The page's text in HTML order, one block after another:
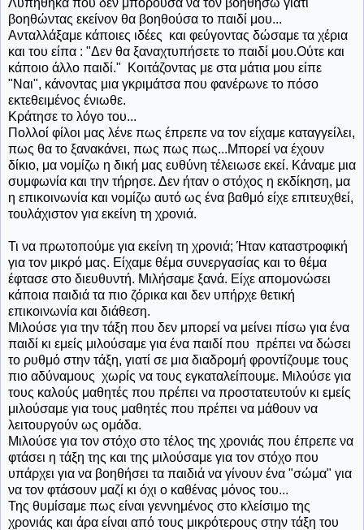
βοηθώντας εκείνον θα βοηθούσα το παιδί μου...
Ανταλλάξαμε κάποιες ιδέες και φεύγοντας δώσαμε τα χέρια
και του είπα : "Δεν θα ξαναχτυπήσετε το παιδί μου.Ούτε και
κάποιο άλλο παιδί." Κοιτάζοντας με στα μάτια μου είπε
"Ναι", κάνοντας μια γκριμάτσα που φανέρωνε το πόσο
εκτεθειμένος ένιωθε.
Κράτησε το λόγο του...
Πολλοί φίλοι μας λένε πως έπρεπε να τον είχαμε καταγγείλει,
πως θα το ξανακάνει, πως πως πως...Μπορεί να έχουν
δίκιο, μα νομίζω η δική μας ευθύνη τέλειωσε εκεί. Κάναμε μια
συμφωνία και την τήρησε. Δεν ήταν ο στόχος η εκδίκηση, μα
η επικοινωνία και νομίζω αυτό ως ένα βαθμό είχε επιτευχθεί,
τουλάχιστον για εκείνη τη χρονιά.
Τι να πρωτοπούμε για εκείνη τη χρονιά; Ήταν καταστροφική
για τον μικρό μας. Είχαμε θέμα συνεργασίας και το θέμα
έφτασε στο διευθυντή. Μιλήσαμε ξανά. Είχε απομονώσει
κάποια παιδιά τα πιο ζόρικα και δεν υπήρχε θετική
επικοινωνία και διάθεση.
Μιλούσε για την τάξη που δεν μπορεί να μείνει πίσω για ένα
παιδί κι εμείς μιλούσαμε για ένα παιδί που πρέπει να δώσει
το ρυθμό στην τάξη, γιατί σε μια διαδρομή φροντίζουμε τους
πιο αδύναμους χωρίς να τους εγκαταλείπουμε. Μιλούσε για
τους καλούς μαθητές που πρέπει να προστατευτούν κι εμείς
μιλούσαμε για τους μαθητές που πρέπει να μάθουν να
λειτουργούν ως ομάδα.
Μιλούσε για τον στόχο στο τέλος της χρονιάς που έπρεπε να
φτάσει η τάξη της και της μιλούσαμε για τον στόχο που
υπάρχει για να βοηθήσει τα παιδιά να γίνουν ένα "σώμα" για
να τον φτάσουν μαζί κι όχι ο καθένας μόνος του...
Της θυμίσαμε πως είναι γεννημένος στο κλείσιμο της
χρονιάς και άρα είναι από τους μικρότερους στην τάξη του